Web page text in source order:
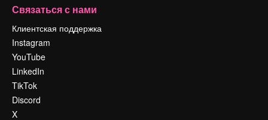
Связаться с нами
Клиентская поддержка
Instagram
YouTube
LinkedIn
TikTok
Discord
X